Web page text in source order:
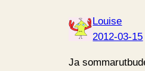
Louise
2012-03-15
Ja